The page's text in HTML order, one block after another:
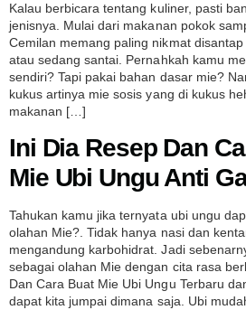
Kalau berbicara tentang kuliner, pasti
jenisnya. Mulai dari makanan pokok
Cemilan memang paling nikmat
atau sedang santai. Pernahkah kamu
sendiri? Tapi pakai bahan dasar mie?
kukus artinya mie sosis yang di kukus
makanan […]
Ini Dia Resep Dan
Mie Ubi Ungu Anti
Tahukan kamu jika ternyata ubi ungu
olahan Mie?. Tidak hanya nasi dan
mengandung karbohidrat. Jadi
sebagai olahan Mie dengan cita rasa
Dan Cara Buat Mie Ubi Ungu Terbaru
dapat kita jumpai dimana saja. Ubi